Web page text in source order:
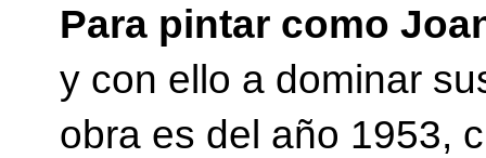
Para pintar como
y con ello a dominar
obra es del año 1953,